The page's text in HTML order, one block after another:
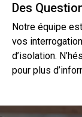
Des
Notre équipe
vos
d’isolation.
pour plus